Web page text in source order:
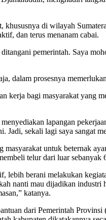
di wilayah
dan terus menanam cabai.
pemerintah. Saya
dalam prosesnya
bagi masyarakat yang
lapangan
sekali lagi saya sangat
untuk beternak
telur dari luar sebanyak
lebih berani melakukan
nanti mau dijadikan
katanya.
dari Pemerintah